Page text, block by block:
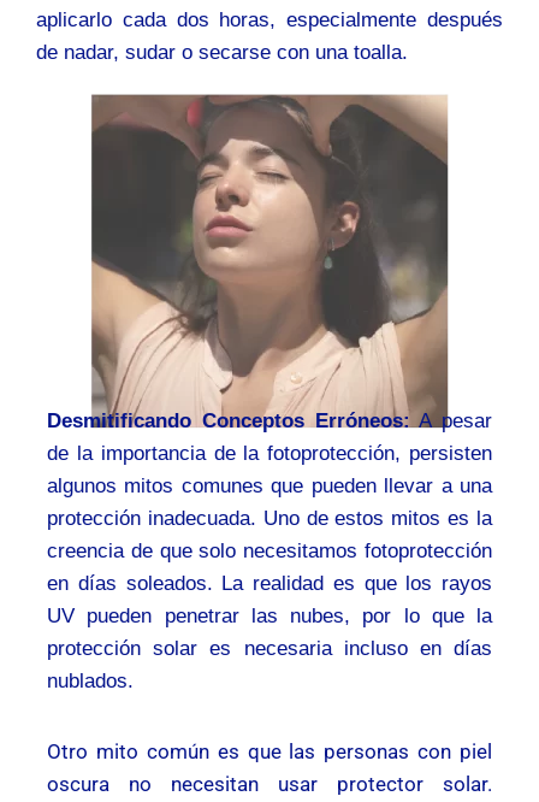
aplicarlo cada dos horas, especialmente después
de nadar, sudar o secarse con una toalla.
Desmitificando Conceptos Erróneos: A pesar
de la importancia de la fotoprotección, persisten
algunos mitos comunes que pueden llevar a una
protección inadecuada. Uno de estos mitos es la
creencia de que solo necesitamos fotoprotección
en días soleados. La realidad es que los rayos
UV pueden penetrar las nubes, por lo que la
protección solar es necesaria incluso en días
nublados.
Otro mito común es que las personas con piel
oscura no necesitan usar protector solar.